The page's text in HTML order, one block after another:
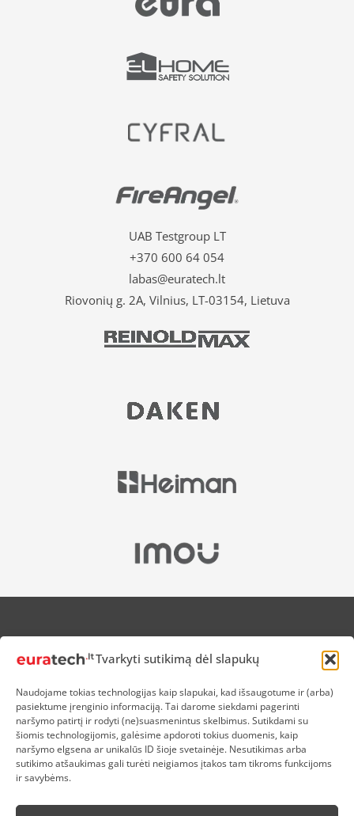
Tvarkyti sutikimą dėl slapukų
Naudojame tokias technologijas kaip slapukai, kad išsaugotume ir (arba)
pasiektume įrenginio informaciją. Tai darome siekdami pagerinti
naršymo patirtį ir rodyti (ne)suasmenintus skelbimus. Sutikdami su
šiomis technologijomis, galėsime apdoroti tokius duomenis, kaip
naršymo elgsena ar unikalūs ID šioje svetainėje. Nesutikimas arba
sutikimo atšaukimas gali turėti neigiamos įtakos tam tikroms funkcijoms
ir savybėms.
UAB Testgroup LT
+370 600 64 054
labas@euratech.lt
Riovonių g. 2A, Vilnius, LT-03154, Lietuva
NUOLAIDOS HEROJAMS
PREKIŲ IR PINIGŲ GRĄŽINIMAS
ATSISKAITYMAS
D.U.K
KOKYBĖS POLITIKA
SLAPUKŲ POLITIKA
SĄLYGOS IR TAISYKLĖS